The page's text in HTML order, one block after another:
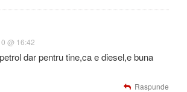
@ 16:42
dar pentru tine,ca e diesel,e buna
Raspunde